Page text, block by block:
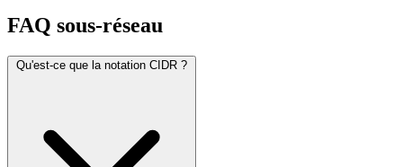
FAQ sous-réseau
Qu'est-ce que la notation CIDR ?